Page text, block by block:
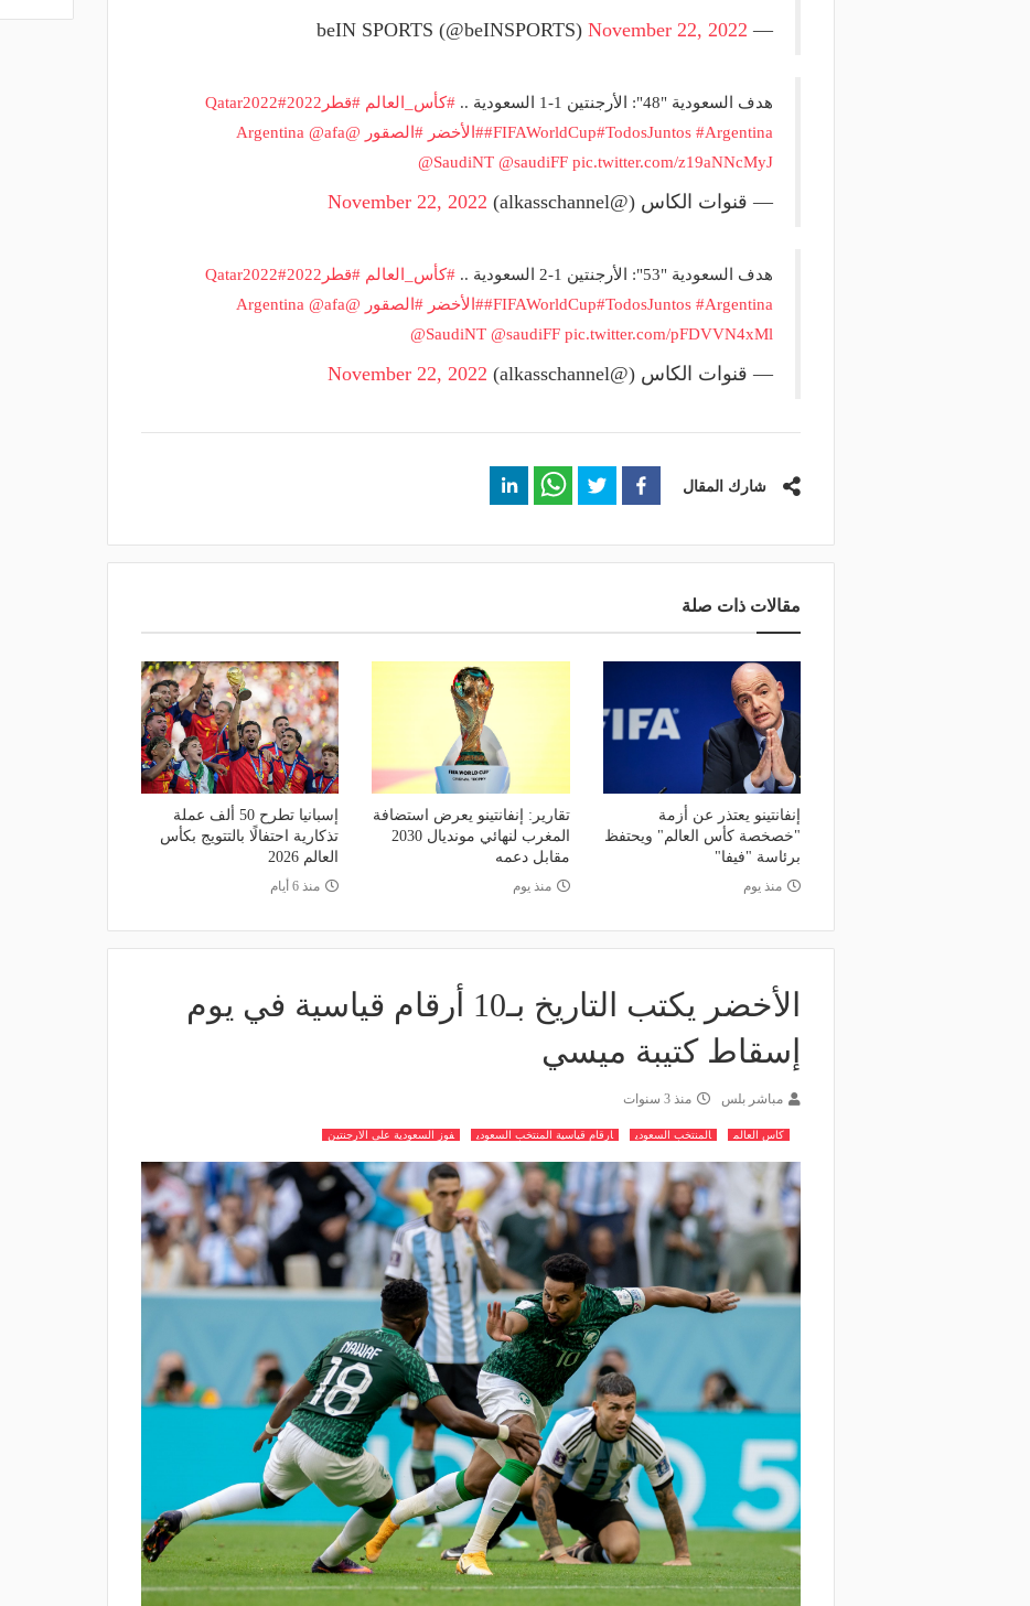
— beIN SPORTS (@beINSPORTS)
November 22, 2022
هدف السعودية "48": الأرجنتين 1-1 السعودية .. #كأس_العالم #قطر2022
#Qatar2022
#FIFAWorldCup#TodosJuntos #Argentina #الأخضر #الصقور @Argentina
@afa
@SaudiNT @saudiFF pic.twitter.com/z19aNNcMyJ
— قنوات الكاس (@alkasschannel) November 22, 2022
هدف السعودية "53": الأرجنتين 1-2 السعودية .. #كأس_العالم #قطر2022
#Qatar2022
#FIFAWorldCup#TodosJuntos #Argentina #الأخضر #الصقور @Argentina
@afa
@SaudiNT @saudiFF pic.twitter.com/pFDVVN4xMl
— قنوات الكاس (@alkasschannel) November 22, 2022
شارك المقال
مقالات ذات صلة
إنفانتينو يعتذر عن أزمة
"خصخصة كأس العالم" ويحتفظ
برئاسة "فيفا"
منذ يوم
تقارير: إنفانتينو يعرض استضافة
المغرب لنهائي مونديال 2030
مقابل دعمه
منذ يوم
إسبانيا تطرح 50 ألف عملة
تذكارية احتفالًا بالتتويج بكأس
العالم 2026
منذ 6 أيام
الأخضر يكتب التاريخ بـ10 أرقام قياسية في يوم
إسقاط كتيبة ميسي
مباشر بلس منذ 3 سنوات
كاس العالم المنتخب السعودي ارقام قياسية المنتخب السعودي فوز السعودية على الارجنتين